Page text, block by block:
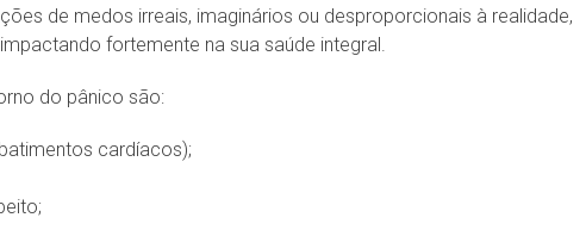
de medos irreais, imaginários ou desproporcionais à realidade,
fortemente na sua saúde integral.
do pânico são:
cardíacos);